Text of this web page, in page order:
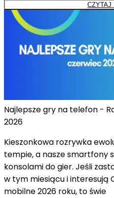
CZYTAJ
Najlepsze gry na telefon -
2026
Kieszonkowa rozrywka
tempie, a nasze smartfony
konsolami do gier. Jeśli
w tym miesiącu i interesują
mobilne 2026 roku, to świe